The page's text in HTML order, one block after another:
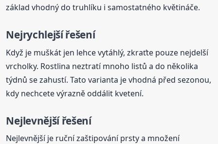
základ vhodný do truhlíku i samostatného květináče.
Nejrychlejší řešení
Když je muškát jen lehce vytáhlý, zkraťte pouze nejdelší
vrcholky. Rostlina neztratí mnoho listů a do několika
týdnů se zahustí. Tato varianta je vhodná před sezonou,
kdy nechcete výrazně oddálit kvetení.
Nejlevnější řešení
Nejlevnější je ruční zaštipování prsty a množení